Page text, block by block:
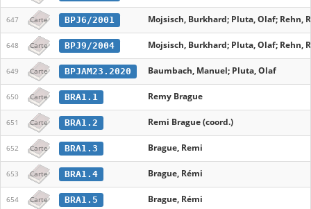
647 Carte BPJ6/2001 Mojsisch, Burkhard; Pluta, Olaf; Rehn,
648 Carte BPJ9/2004 Mojsisch, Burkhard; Pluta, Olaf; Rehn,
649 Carte BPJAM23.2020 Baumbach, Manuel; Pluta, Olaf
650 Carte BRA1.1 Remy Brague
651 Carte BRA1.2 Remi Brague (coord.)
652 Carte BRA1.3 Brague, Remi
653 Carte BRA1.4 Brague, Rémi
654 Carte BRA1.5 Brague, Rémi